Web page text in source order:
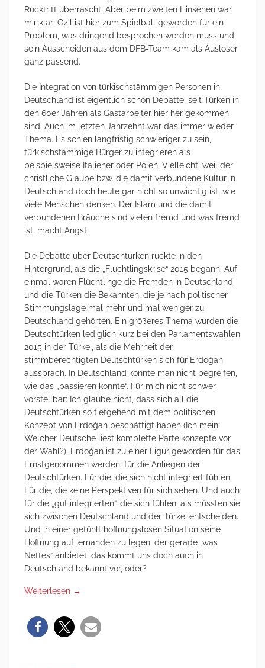
Rücktritt überrascht. Aber beim zweiten Hinsehen war
mir klar: Özil ist hier zum Spielball geworden für ein
Problem, was dringend besprochen werden muss und
sein Ausscheiden aus dem DFB-Team kam als Auslöser
ganz passend.
Die Integration von türkischstämmigen Personen in
Deutschland ist eigentlich schon Debatte, seit Türken in
den 60er Jahren als Gastarbeiter hier her gekommen
sind. Auch im letzten Jahrzehnt war das immer wieder
Thema. Es schien langfristig schwieriger zu sein,
türkischstämmige Bürger zu integrieren als
beispielsweise Italiener oder Polen. Vielleicht, weil der
christliche Glaube bzw. die damit verbundene Kultur in
Deutschland doch heute gar nicht so unwichtig ist, wie
viele Menschen denken. Der Islam und die damit
verbundenen Bräuche sind vielen fremd und was fremd
ist, macht Angst.
Die Debatte über Deutschtürken rückte in den
Hintergrund, als die „Flüchtlingskrise“ 2015 begann. Auf
einmal waren Flüchtlinge die Fremden in Deutschland
und die Türken die Bekannten, die je nach politischer
Stimmungslage mal mehr und mal weniger zu
Deutschland gehörten. Ein größeres Thema wurden die
Deutschtürken lediglich kurz bei den Parlamentswahlen
2015 in der Türkei, als die Mehrheit der
stimmberechtigten Deutschtürken sich für Erdoğan
aussprach. In Deutschland konnte man nicht begreifen,
wie das „passieren konnte“. Für mich nicht schwer
vorstellbar: Ich glaube nicht, dass sich all die
Deutschtürken so tiefgehend mit dem politischen
Konzept von Erdoğan beschäftigt haben (Ich mein:
Welcher Deutsche liest komplette Parteikonzepte vor
der Wahl?). Erdoğan ist zu einer Figur geworden für das
Ernstgenommen werden; für die Anliegen der
Deutschtürken. Für die, die sich nicht integriert fühlen.
Für die, die keine Perspektiven für sich sehen. Und auch
für die „gut integrierten“, die sich fühlen, als müssten sie
sich zwischen Deutschland und der Türkei entscheiden.
Und in einer gefühlt hoffnungslosen Situation seine
Hoffnung auf jemanden zu legen, der gerade „was
Nettes“ anbietet; das kommt uns doch auch in
Deutschland bekannt vor, oder?
Weiterlesen →